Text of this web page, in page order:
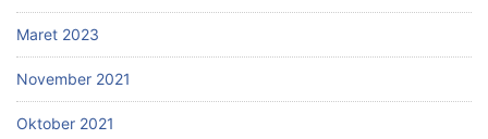
Maret 2023
November 2021
Oktober 2021